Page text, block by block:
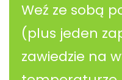
Weź ze sobą
(plus jeden
zawiedzie na